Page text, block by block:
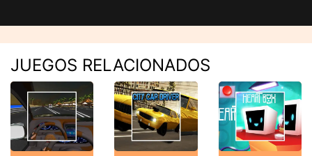
JUEGOS RELACIONADOS